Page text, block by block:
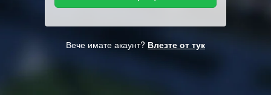
Вече имате акаунт? Влезте от тук